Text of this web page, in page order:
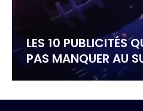
LES 10 PUBLICITÉS
PAS MANQUER AU